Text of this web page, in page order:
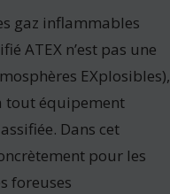
gaz inflammables
ATEX n’est pas une
EXplosibles),
tout équipement
Dans cet
pour les
foreuses